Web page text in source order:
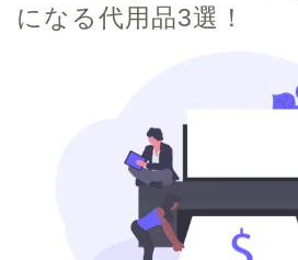
になる代用品3選！